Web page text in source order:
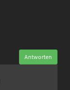
Antworten